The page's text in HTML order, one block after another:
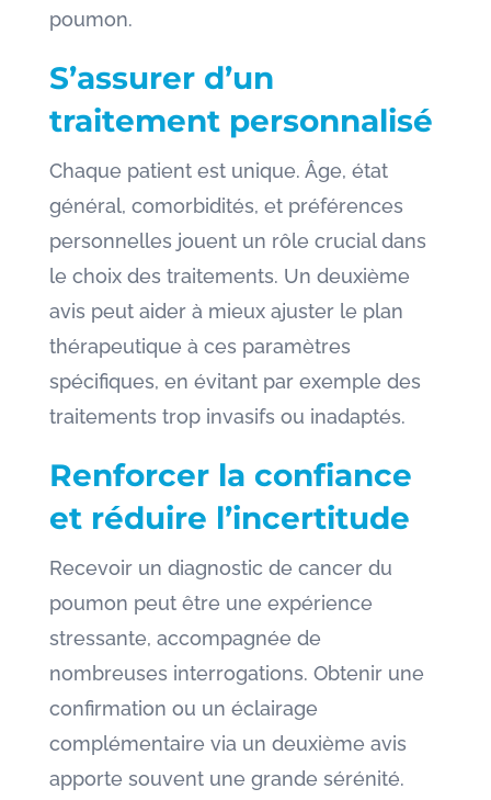
poumon.
S’assurer d’un
traitement personnalisé
Chaque patient est unique. Âge, état
général, comorbidités, et préférences
personnelles jouent un rôle crucial dans
le choix des traitements. Un deuxième
avis peut aider à mieux ajuster le plan
thérapeutique à ces paramètres
spécifiques, en évitant par exemple des
traitements trop invasifs ou inadaptés.
Renforcer la confiance
et réduire l’incertitude
Recevoir un diagnostic de cancer du
poumon peut être une expérience
stressante, accompagnée de
nombreuses interrogations. Obtenir une
confirmation ou un éclairage
complémentaire via un deuxième avis
apporte souvent une grande sérénité.